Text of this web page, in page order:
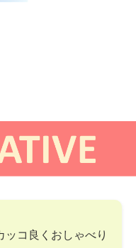
ッコ良くおしゃべり